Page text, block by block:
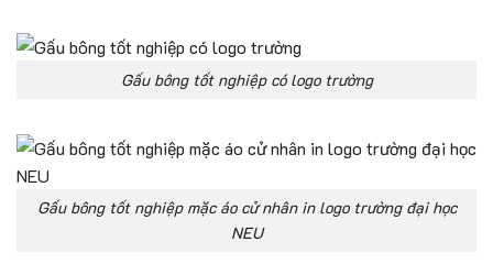
Gấu bông tốt nghiệp có logo trường
Gấu bông tốt nghiệp mặc áo cử nhân in logo trường đại học
NEU